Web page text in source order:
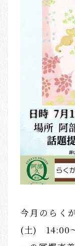
今月のらく
(土) 14:00